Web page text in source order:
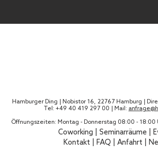
Hamburger Ding | Nobistor 16, 22767 Hamburg |
Tel: +49 40 419 297 00 | Mail:
Öffnungszeiten: Montag - Donnerstag 08:00 - 18:00
Coworking Seminarräume
Kontakt
FAQ Anfahrt |